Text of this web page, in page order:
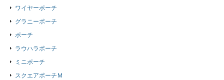
ワイヤーポーチ
グラニーポーチ
ポーチ
ラウハラポーチ
ミニポーチ
スクエアポーチＭ